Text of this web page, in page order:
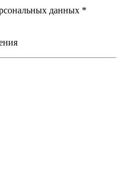
данных *